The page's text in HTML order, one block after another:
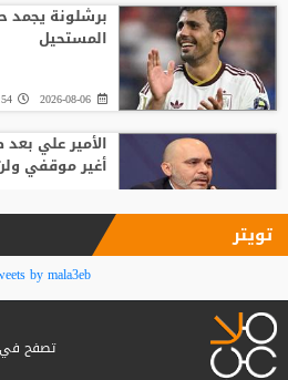
برشلونة يجمد
المستحيل
2026-08-06
الأمير علي
أغير موقفي
فينيسيوس
مدريد حتى 2032
2026-08-06
تويتر
by mala3eb
تصفح